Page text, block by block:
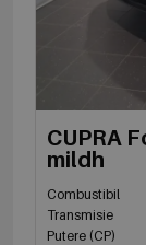
CUPRA
mildh
Combustibil
Transmisie
Putere (CP)